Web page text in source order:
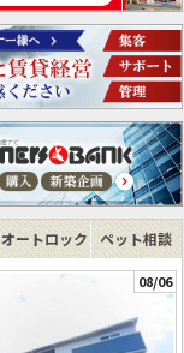
オートロック ペット相談
08/06